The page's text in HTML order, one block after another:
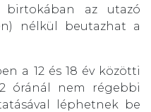
birtokában az utazó
nélkül beutazhat a
a 12 és 18 év közötti
óránál nem régebbi
léphetnek be